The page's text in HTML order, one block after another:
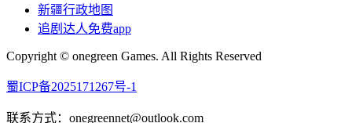
新疆行政地图
追剧达人免费app
Copyright © onegreen Games. All Rights Reserved
蜀ICP备2025171267号-1
联系方式：onegreennet@outlook.com